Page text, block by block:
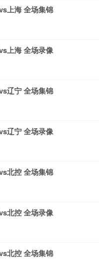
上海 全场集锦
上海 全场录像
辽宁 全场集锦
辽宁 全场录像
北控 全场集锦
北控 全场录像
北控 全场集锦